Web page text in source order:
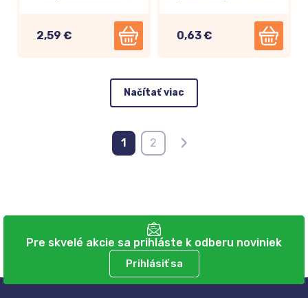
2,59 € 0,63 €
Načítať viac
1 2 ›
Pre skvelé akcie sa prihláste k odberu noviniek
Prihlásiť sa